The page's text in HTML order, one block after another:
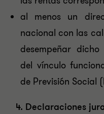
al menos un
nacional con las
desempeñar
del vínculo
de Previsión Social
4. Declaraciones